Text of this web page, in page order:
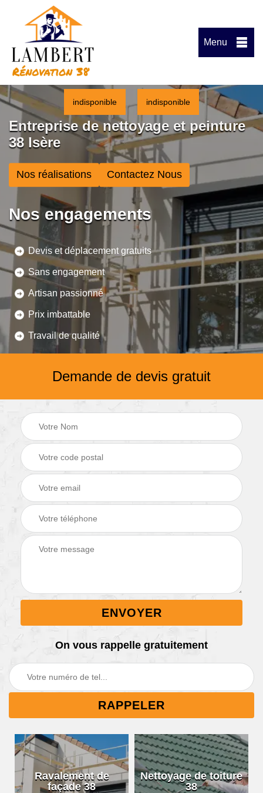
Menu
indisponible indisponible
Entreprise de nettoyage et peinture
38 Isère
Nos réalisations Contactez Nous
Nos engagements
Devis et déplacement gratuits
Sans engagement
Artisan passionné
Prix imbattable
Travail de qualité
Demande de devis gratuit
On vous rappelle gratuitement
Ravalement de
façade 38
Nettoyage de toiture
38